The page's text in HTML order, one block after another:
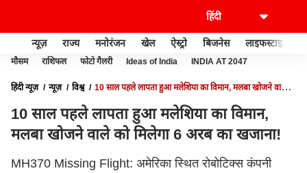
न्यूज़ राज्य मनोरंजन खेल ऐस्ट्रो बिजनेस लाइफस्टाइल
मौसम राशिफल फोटो गैलरी Ideas of India INDIA AT 2047
हिंदी न्यूज़ न्यूज़ विश्व
10 साल पहले लापता हुआ मलेशिया का विमान, मलबा खोजने वाले
10 साल पहले लापता हुआ मलेशिया का विमान,
मलबा खोजने वाले को मिलेगा 6 अरब का खजाना!
MH370 Missing Flight: अमेरिका स्थित रोबोटिक्स कंपनी